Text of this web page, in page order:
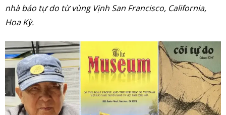
nhà báo tự do từ vùng Vịnh San Francisco, California,
Hoa Kỳ.